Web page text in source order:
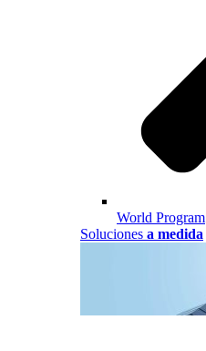
World Program
Soluciones a medida